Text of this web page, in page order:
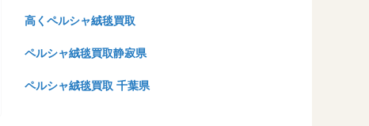
高くペルシャ絨毯買取
ペルシャ絨毯買取静寂県
ペルシャ絨毯買取 千葉県